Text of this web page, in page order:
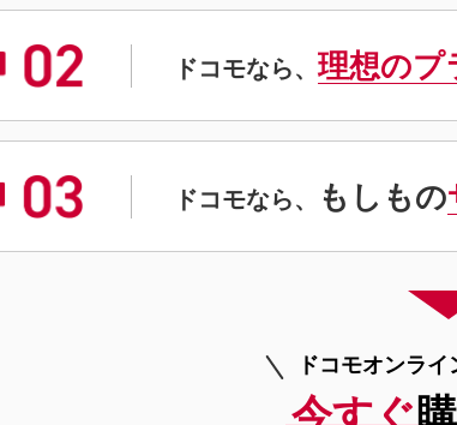
ドコモなら、 理想のプ
ドコモなら、 もしもの
ドコモオンラ
今すぐ